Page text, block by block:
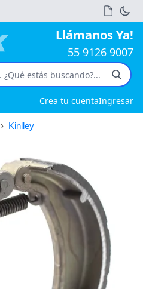
Llámanos Ya!
55 9126 9007
Crea tu cuentaIngresar
› Kinlley